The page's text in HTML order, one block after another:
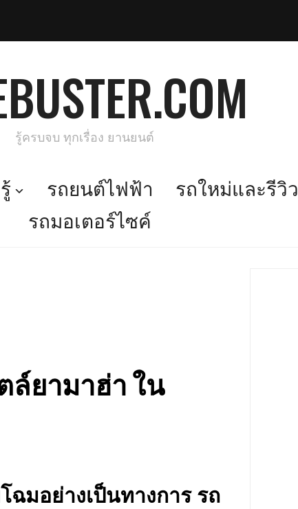
รู้ครบจบ ทุกเรื่อง ยานยนต์
รถยนต์ไฟฟ้า รถใหม่และรีวิว
รถมอเตอร์ไซค์
ซีซี
ตล์ยามาฮ่า ใน
ฉมอย่างเป็นทางการ รถ